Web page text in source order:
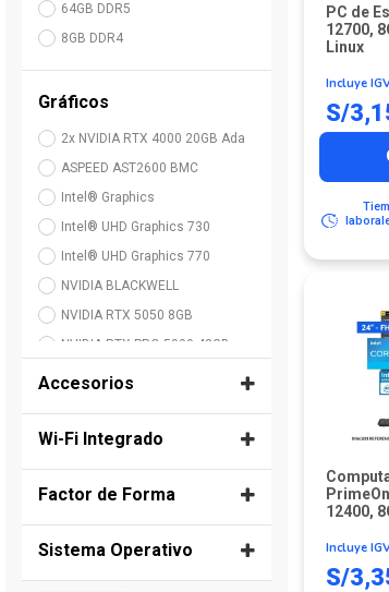
64GB DDR5
8GB DDR4
Gráficos
2x NVIDIA RTX 4000 20GB Ada
ASPEED AST2600 BMC
Intel® Graphics
Intel® UHD Graphics 730
Intel® UHD Graphics 770
NVIDIA BLACKWELL
NVIDIA RTX 5050 8GB
NVIDIA RTX PRO 5000 48GB
NVIDIA RTX™ 2000 ADA 16GB
NVIDIA RTX™ 4000 ADA 20GB
NVIDIA RTX™ 5060Ti 16GB
NVIDIA RTX™ 5070Ti 12GB
Radeon™ Graphics
Accesorios
Monitor
No
Teclado y Mouse
Wi-Fi Integrado
No
Sí
Wi-Fi 6E
Factor de Forma
2U Rackeable
MidTower
Todo en Uno
Sistema Operativo
Free DOS
PC de
12700,
Linux
Incluye
S/
12400,
Incluye
S/